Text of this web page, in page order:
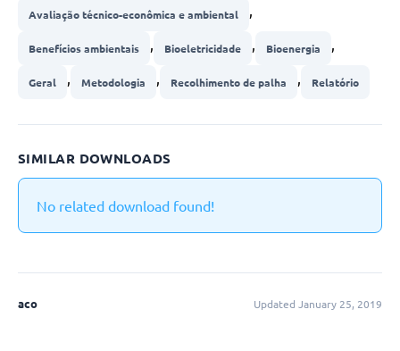
Avaliação técnico-econômica e ambiental ,
Benefícios ambientais , Bioeletricidade , Bioenergia ,
Geral , Metodologia , Recolhimento de palha , Relatório
SIMILAR DOWNLOADS
No related download found!
aco Updated January 25, 2019